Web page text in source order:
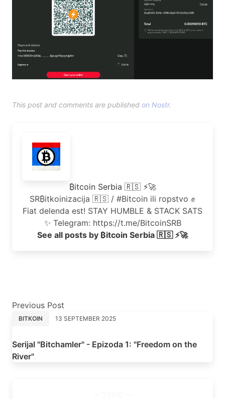
This post and comments are published on Nostr.
₿itcoin Serbia 🇷🇸 ⚡🚀
SR₿itkoinizacija 🇷🇸 / #Bitcoin ili ropstvo ✊
Fiat delenda est! STAY HUMBLE & STACK SATS
✨ Telegram: https://t.me/BitcoinSRB
See all posts by ₿itcoin Serbia 🇷🇸 ⚡🚀
Previous Post
BITKOIN 13 SEPTEMBER 2025
Serijal "Bitchamler" - Epizoda 1: "Freedom on the
River"